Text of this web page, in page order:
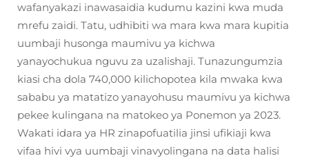
wafanyakazi inawasaidia kudumu kazini kwa muda
mrefu zaidi. Tatu, udhibiti wa mara kwa mara kupitia
uumbaji husonga maumivu ya kichwa
yanayochukua nguvu za uzalishaji. Tunazungumzia
kiasi cha dola 740,000 kilichopotea kila mwaka kwa
sababu ya matatizo yanayohusu maumivu ya kichwa
pekee kulingana na matokeo ya Ponemon ya 2023.
Wakati idara ya HR zinapofuatilia jinsi ufikiaji kwa
vifaa hivi vya uumbaji vinavyolingana na data halisi